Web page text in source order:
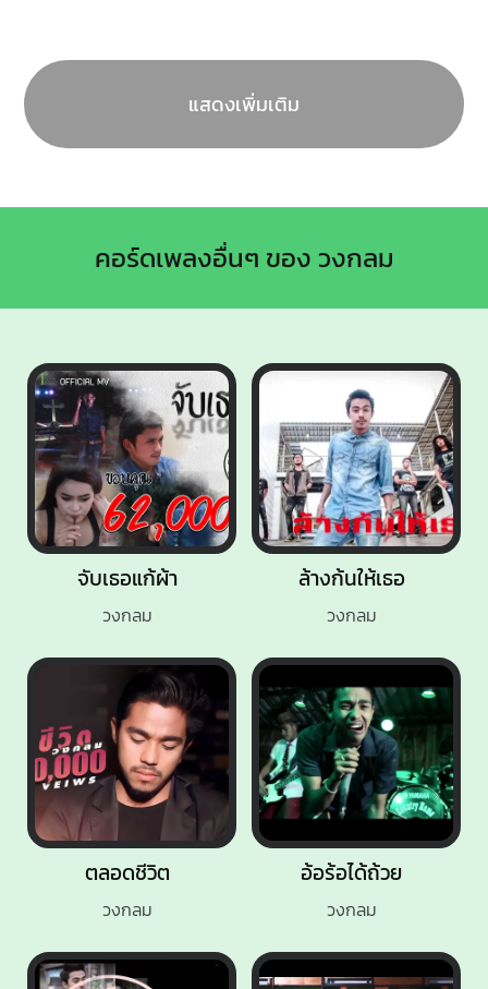
แสดงเพิ่มเติม
คอร์ดเพลงอื่นๆ ของ วงกลม
จับเธอแก้ผ้า
วงกลม
ล้างก้นให้เธอ
วงกลม
ตลอดชีวิต
วงกลม
อ้อร้อได้ถ้วย
วงกลม